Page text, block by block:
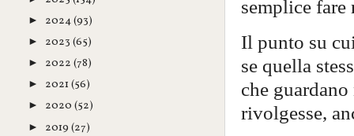
semplice fare
Il punto su
se quella
che
rivolgesse,
► 2024(93)
► 2023 (65)
► 2022 (78)
► 2021 (56)
► 2020 (52)
► 2019 (27)